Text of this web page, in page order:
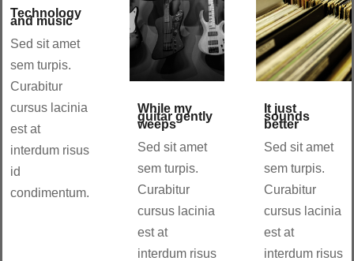
Technology
and music
Sed sit amet
sem turpis.
Curabitur
cursus lacinia
est at
interdum risus
id
condimentum.
While my
guitar gently
weeps
Sed sit amet
sem turpis.
Curabitur
cursus lacinia
est at
interdum risus
It just
sounds
better
Sed sit amet
sem turpis.
Curabitur
cursus lacinia
est at
interdum risus